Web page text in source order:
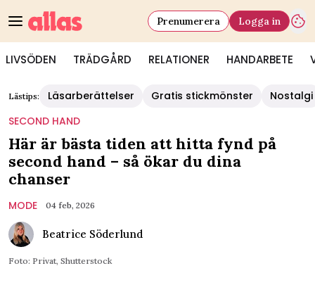
LIVSÖDEN TRÄDGÅRD RELATIONER HANDARBETE
Prenumerera Logga in
Lästips: Läsarberättelser Gratis stickmönster
Nostalgi
SECOND HAND
Här är bästa tiden att hitta fynd på
second hand – så ökar du dina
chanser
MODE 04 feb, 2026
Beatrice Söderlund
Foto: Privat, Shutterstock